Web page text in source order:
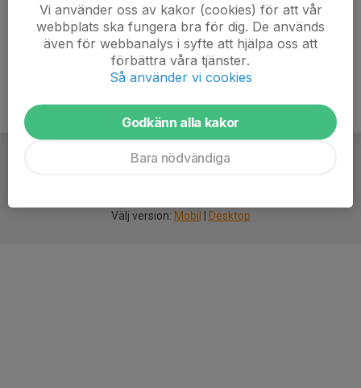
Välj version: Mobil Desktop
Vi använder oss av kakor (cookies) för att vår
webbplats ska fungera bra för dig. De används
även för webbanalys i syfte att hjälpa oss att
förbättra våra tjänster.
Så använder vi cookies
Godkänn alla kakor
Bara nödvändiga